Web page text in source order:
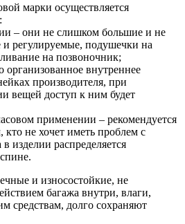
марки осуществляется
– они не слишком большие и не
регулируемые, подушечки на
на позвоночник;
внутреннее
производителя, при
вещей доступ к ним будет
применении – рекомендуется
не хочет иметь проблем с
изделии распределяется
и износостойкие, не
багажа внутри, влаги,
средствам, долго сохраняют